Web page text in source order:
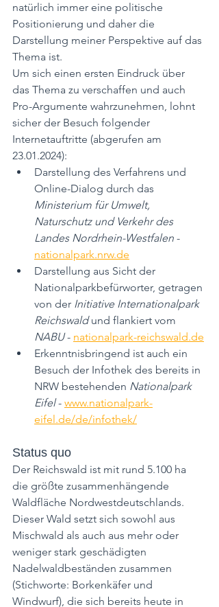
natürlich immer eine politische
Positionierung und daher die
Darstellung meiner Perspektive auf das
Thema ist.
Um sich einen ersten Eindruck über
das Thema zu verschaffen und auch
Pro-Argumente wahrzunehmen, lohnt
sicher der Besuch folgender
Internetauftritte (abgerufen am
23.01.2024):
Darstellung des Verfahrens und
Online-Dialog durch das
Ministerium für Umwelt,
Naturschutz und Verkehr des
Landes Nordrhein-Westfalen -
nationalpark.nrw.de
Darstellung aus Sicht der
Nationalparkbefürworter, getragen
von der Initiative Internationalpark
Reichswald und flankiert vom
NABU - nationalpark-reichswald.de
Erkenntnisbringend ist auch ein
Besuch der Infothek des bereits in
NRW bestehenden Nationalpark
Eifel - www.nationalpark-
eifel.de/de/infothek/
Status quo
Der Reichswald ist mit rund 5.100 ha
die größte zusammenhängende
Waldfläche Nordwestdeutschlands.
Dieser Wald setzt sich sowohl aus
Mischwald als auch aus mehr oder
weniger stark geschädigten
Nadelwaldbeständen zusammen
(Stichworte: Borkenkäfer und
Windwurf), die sich bereits heute in